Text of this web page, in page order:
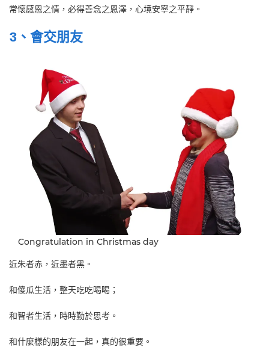
常懷感恩之情，必得善念之恩澤，心境安寧之平靜。
3、會交朋友
Congratulation in Christmas day
近朱者赤，近墨者黑。
和傻瓜生活，整天吃吃喝喝；
和智者生活，時時勤於思考。
和什麼樣的朋友在一起，真的很重要。